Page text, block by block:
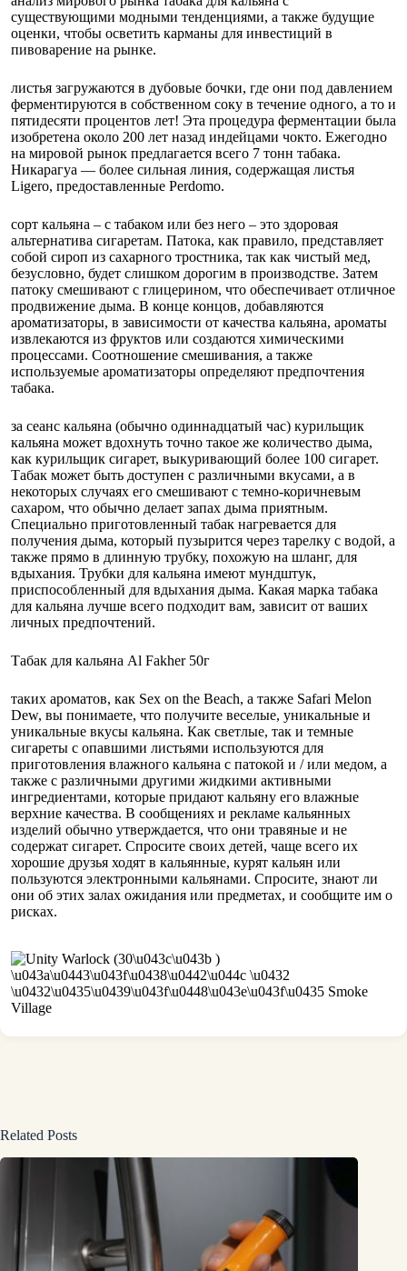
существующими модными тенденциями, а также будущие
оценки, чтобы осветить карманы для инвестиций в
пивоварение на рынке.
листья загружаются в дубовые бочки, где они под давлением
ферментируются в собственном соку в течение одного, а то и
пятидесяти процентов лет! Эта процедура ферментации была
изобретена около 200 лет назад индейцами чокто. Ежегодно
на мировой рынок предлагается всего 7 тонн табака.
Никарагуа — более сильная линия, содержащая листья
Ligero, предоставленные Perdomo.
сорт кальяна – с табаком или без него – это здоровая
альтернатива сигаретам. Патока, как правило, представляет
собой сироп из сахарного тростника, так как чистый мед,
безусловно, будет слишком дорогим в производстве. Затем
патоку смешивают с глицерином, что обеспечивает отличное
продвижение дыма. В конце концов, добавляются
ароматизаторы, в зависимости от качества кальяна, ароматы
извлекаются из фруктов или создаются химическими
процессами. Соотношение смешивания, а также
используемые ароматизаторы определяют предпочтения
табака.
за сеанс кальяна (обычно одиннадцатый час) курильщик
кальяна может вдохнуть точно такое же количество дыма,
как курильщик сигарет, выкуривающий более 100 сигарет.
Табак может быть доступен с различными вкусами, а в
некоторых случаях его смешивают с темно-коричневым
сахаром, что обычно делает запах дыма приятным.
Специально приготовленный табак нагревается для
получения дыма, который пузырится через тарелку с водой, а
также прямо в длинную трубку, похожую на шланг, для
вдыхания. Трубки для кальяна имеют мундштук,
приспособленный для вдыхания дыма. Какая марка табака
для кальяна лучше всего подходит вам, зависит от ваших
личных предпочтений.
Табак для кальяна Al Fakher 50г
таких ароматов, как Sex on the Beach, а также Safari Melon
Dew, вы понимаете, что получите веселые, уникальные и
уникальные вкусы кальяна. Как светлые, так и темные
сигареты с опавшими листьями используются для
приготовления влажного кальяна с патокой и / или медом, а
также с различными другими жидкими активными
ингредиентами, которые придают кальяну его влажные
верхние качества. В сообщениях и рекламе кальянных
изделий обычно утверждается, что они травяные и не
содержат сигарет. Спросите своих детей, чаще всего их
хорошие друзья ходят в кальянные, курят кальян или
пользуются электронными кальянами. Спросите, знают ли
они об этих залах ожидания или предметах, и сообщите им о
рисках.
Related Posts